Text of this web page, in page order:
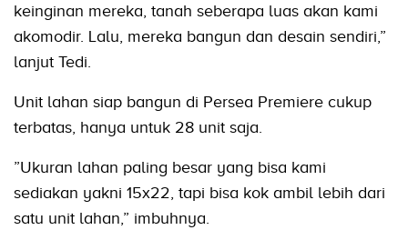
keinginan mereka, tanah seberapa luas akan kami
akomodir. Lalu, mereka bangun dan desain sendiri,”
lanjut Tedi.
Unit lahan siap bangun di Persea Premiere cukup
terbatas, hanya untuk 28 unit saja.
”Ukuran lahan paling besar yang bisa kami
sediakan yakni 15x22, tapi bisa kok ambil lebih dari
satu unit lahan,” imbuhnya.